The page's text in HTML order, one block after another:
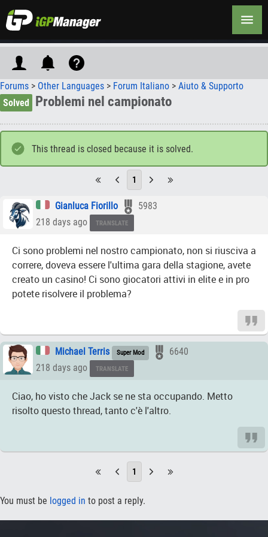
Forums > Other Languages > Forum Italiano > Aiuto & Supporto
Solved
Problemi nel campionato
This thread is closed because it is solved.
1
Gianluca Fiorillo
5983
218 days ago
TRANSLATE
Ci sono problemi nel nostro campionato, non si riusciva a
correre, doveva essere l'ultima gara della stagione, avete
creato un casino! Ci sono giocatori attivi in elite e in pro
potete risolvere il problema?
Michael Terris Super Mod
6640
218 days ago
TRANSLATE
Ciao, ho visto che Jack se ne sta occupando. Metto
risolto questo thread, tanto c'è l'altro.
1
You must be logged in to post a reply.